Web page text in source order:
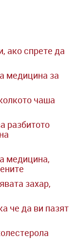
ако спрете да
медицина за
чаша
разбитото
медицина,
захар,
че да ви пазят